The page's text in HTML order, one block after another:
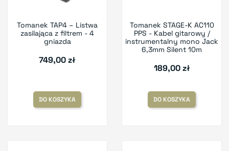
Tomanek TAP4 – Listwa
zasilająca z filtrem - 4
gniazda
749,00 zł
DO KOSZYKA
Tomanek STAGE-K AC110
PPS - Kabel gitarowy /
instrumentalny mono Jack
6,3mm Silent 10m
189,00 zł
DO KOSZYKA